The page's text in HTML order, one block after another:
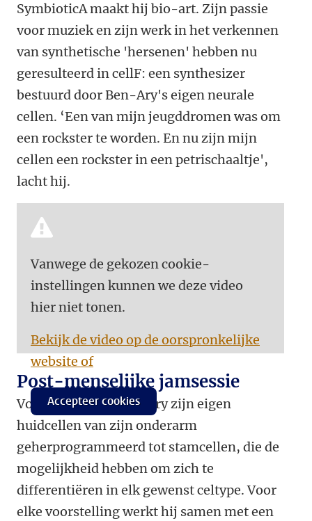
SymbioticA maakt hij bio-art. Zijn passie
voor muziek en zijn werk in het verkennen
van synthetische 'hersenen' hebben nu
geresulteerd in cellF: een synthesizer
bestuurd door Ben-Ary's eigen neurale
cellen. ‘Een van mijn jeugddromen was om
een rockster te worden. En nu zijn mijn
cellen een rockster in een petrischaaltje',
lacht hij.
Vanwege de gekozen cookie-
instellingen kunnen we deze video
hier niet tonen.
Bekijk de video op de oorspronkelijke
website of
Accepteer cookies
Post-menselijke jamsessie
Voor cellF heeft Ben-Ary zijn eigen
huidcellen van zijn onderarm
geherprogrammeerd tot stamcellen, die de
mogelijkheid hebben om zich te
differentiëren in elk gewenst celtype. Voor
elke voorstelling werkt hij samen met een